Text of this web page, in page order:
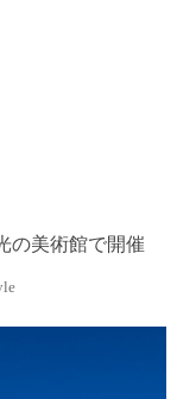
の美術館で開催